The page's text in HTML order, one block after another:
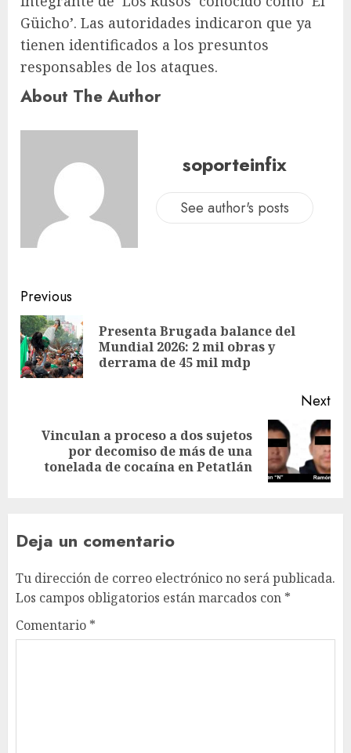
Güicho’. Las autoridades indicaron que ya
tienen identificados a los presuntos
responsables de los ataques.
About The Author
soporteinfix
See author's posts
Previous
Presenta Brugada balance del
Mundial 2026: 2 mil obras y
derrama de 45 mil mdp
Next
Vinculan a proceso a dos sujetos
por decomiso de más de una
tonelada de cocaína en Petatlán
Deja un comentario
Tu dirección de correo electrónico no será publicada.
Los campos obligatorios están marcados con *
Comentario *